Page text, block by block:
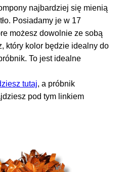
najbardziej się mienią
Posiadamy je w 17
możesz dowolnie ze sobą
który kolor będzie idealny do
To jest idealne
tutaj, a próbnik
pod tym linkiem